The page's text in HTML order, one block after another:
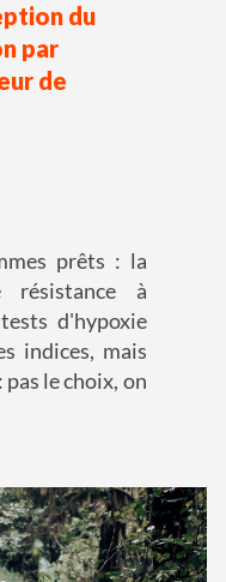
du
par
de
prêts : la
résistance à
d'hypoxie
indices, mais
le choix, on